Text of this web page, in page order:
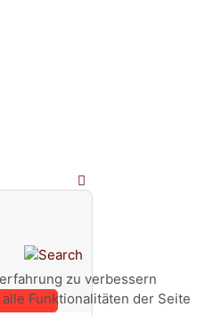
zu verbessern
Funktionalitäten der Seite